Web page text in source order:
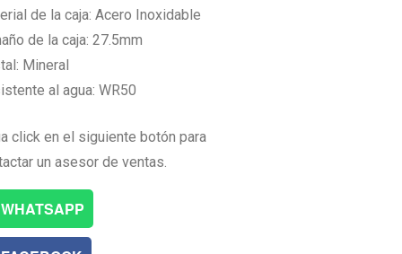
de la caja: Acero Inoxidable
de la caja: 27.5mm
Mineral
al agua: WR50
click en el siguiente botón para
un asesor de ventas.